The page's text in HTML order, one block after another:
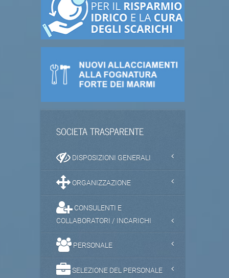
SOCIETA TRASPARENTE
DISPOSIZIONI GENERALI
ORGANIZZAZIONE
CONSULENTI E
COLLABORATORI / INCARICHI
PERSONALE
SELEZIONE DEL PERSONALE